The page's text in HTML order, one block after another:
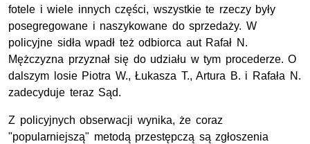
fotele i wiele innych części, wszystkie te rzeczy były
posegregowane i naszykowane do sprzedaży. W
policyjne sidła wpadł też odbiorca aut Rafał N.
Mężczyzna przyznał się do udziału w tym procederze. O
dalszym losie Piotra W., Łukasza T., Artura B. i Rafała N.
zadecyduje teraz Sąd.
Z policyjnych obserwacji wynika, że coraz
"popularniejszą" metodą przestępczą są zgłoszenia